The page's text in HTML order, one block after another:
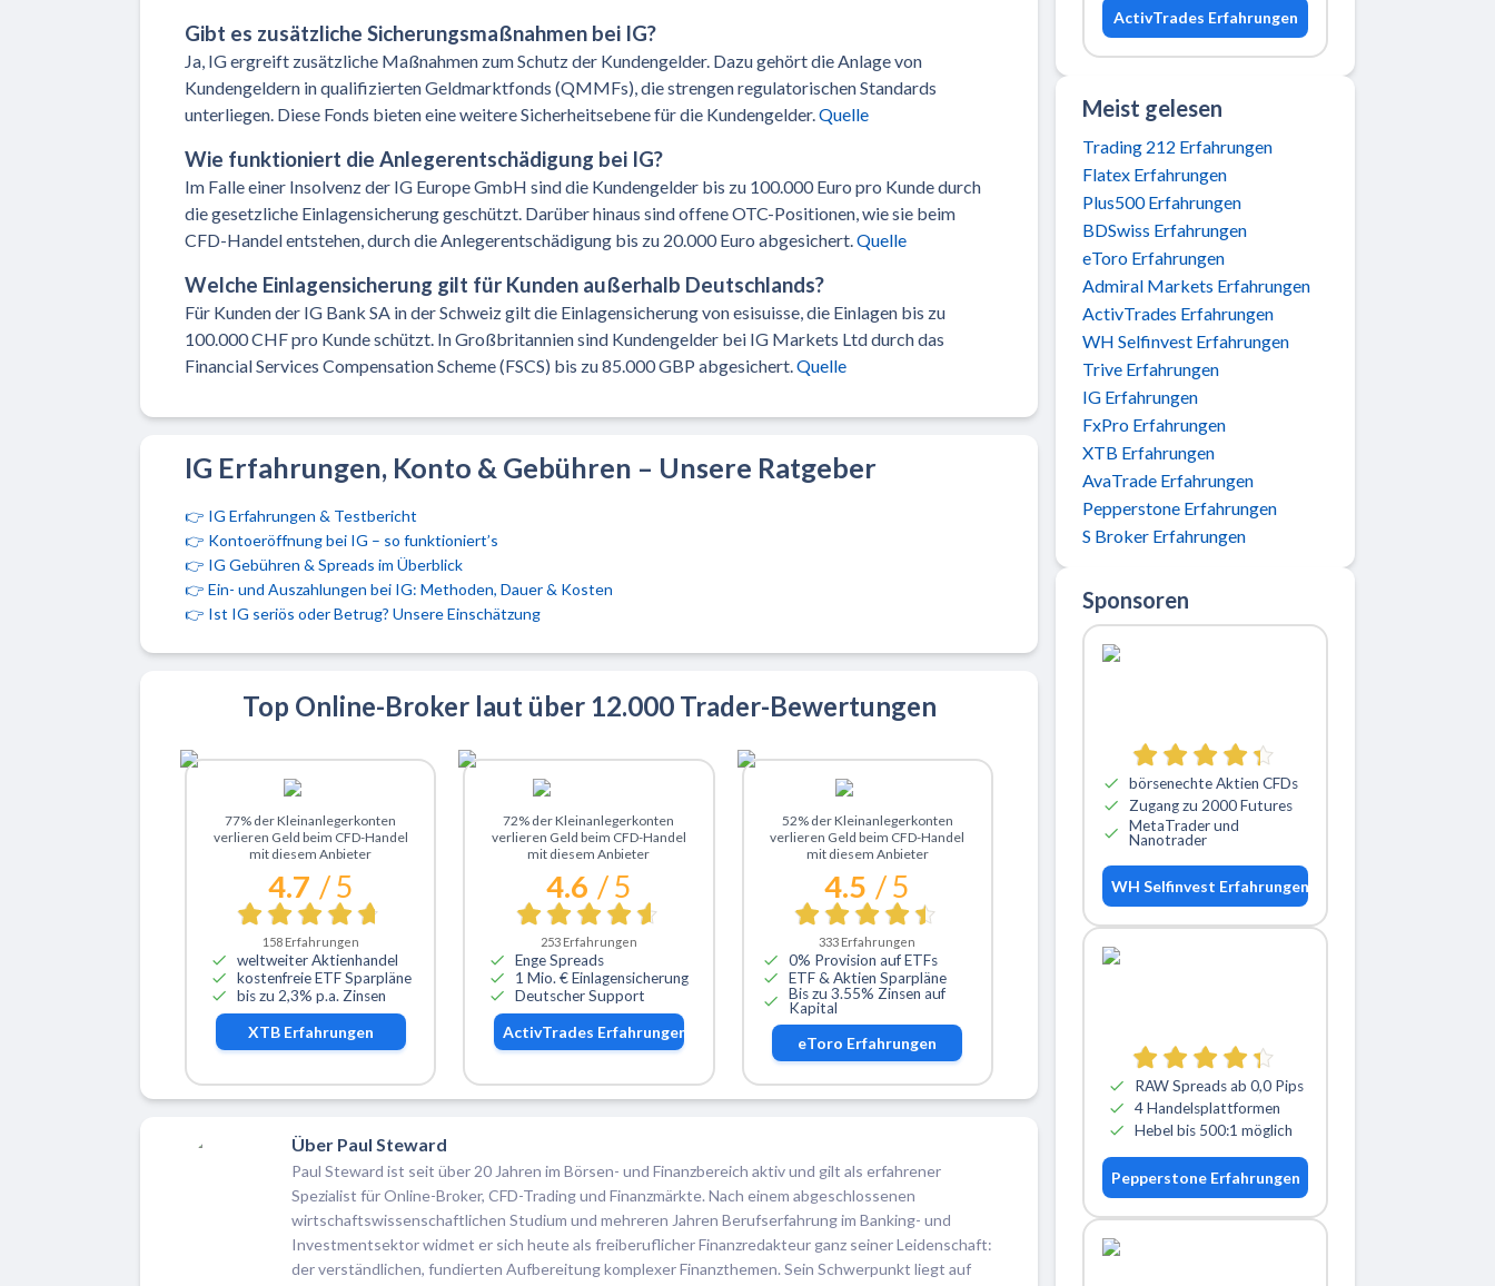
Gibt es zusätzliche Sicherungsmaßnahmen bei IG?
Ja, IG ergreift zusätzliche Maßnahmen zum Schutz der Kundengelder. Dazu gehört die Anlage von
Kundengeldern in qualifizierten Geldmarktfonds (QMMFs), die strengen regulatorischen Standards
unterliegen. Diese Fonds bieten eine weitere Sicherheitsebene für die Kundengelder.Quelle
Wie funktioniert die Anlegerentschädigung bei IG?
Im Falle einer Insolvenz der IG Europe GmbH sind die Kundengelder bis zu 100.000 Euro pro Kunde durch
die gesetzliche Einlagensicherung geschützt. Darüber hinaus sind offene OTC-Positionen, wie sie beim
CFD-Handel entstehen, durch die Anlegerentschädigung bis zu 20.000 Euro abgesichert.Quelle
Welche Einlagensicherung gilt für Kunden außerhalb Deutschlands?
Für Kunden der IG Bank SA in der Schweiz gilt die Einlagensicherung von esisuisse, die Einlagen bis zu
100.000 CHF pro Kunde schützt. In Großbritannien sind Kundengelder bei IG Markets Ltd durch das
Financial Services Compensation Scheme (FSCS) bis zu 85.000 GBP abgesichert.Quelle
IG Erfahrungen, Konto & Gebühren – Unsere Ratgeber
👉 IG Erfahrungen & Testbericht
👉 Kontoeröffnung bei IG – so funktioniert’s
👉 IG Gebühren & Spreads im Überblick
👉 Ein- und Auszahlungen bei IG: Methoden, Dauer & Kosten
👉 Ist IG seriös oder Betrug? Unsere Einschätzung
Top Online-Broker laut über 12.000 Trader-Bewertungen
Zu XTB
77% der Kleinanlegerkonten
verlieren Geld beim CFD-Handel
mit diesem Anbieter
4.7 / 5
158Erfahrungen
weltweiter Aktienhandel
kostenfreie ETF Sparpläne
bis zu 2,3% p.a. Zinsen
XTBErfahrungen
Zu ActivTrades
72% der Kleinanlegerkonten
verlieren Geld beim CFD-Handel
mit diesem Anbieter
4.6 / 5
253Erfahrungen
Enge Spreads
1 Mio. € Einlagensicherung
Deutscher Support
ActivTrades Erfahrungen
Zu eToro
52% der Kleinanlegerkonten
verlieren Geld beim CFD-Handel
mit diesem Anbieter
4.5 / 5
333 Erfahrungen
0% Provision auf ETFs
ETF & Aktien Sparpläne
Bis zu 3.55% Zinsen auf
Kapital
eToro Erfahrungen
Über Paul Steward
Paul Steward ist seit über 20 Jahren im Börsen- und Finanzbereich aktiv und gilt als erfahrener
Spezialist für Online-Broker, CFD-Trading und Finanzmärkte. Nach einem abgeschlossenen
wirtschaftswissenschaftlichen Studium und mehreren Jahren Berufserfahrung im Banking- und
Investmentsektor widmet er sich heute als freiberuflicher Finanzredakteur ganz seiner Leidenschaft:
der verständlichen, fundierten Aufbereitung komplexer Finanzthemen. Sein Schwerpunkt liegt auf
ActivTrades Erfahrungen
Meist gelesen
Trading 212 Erfahrungen
Flatex Erfahrungen
Plus500 Erfahrungen
BDSwiss Erfahrungen
eToro Erfahrungen
Admiral Markets Erfahrungen
ActivTrades Erfahrungen
WH Selfinvest Erfahrungen
Trive Erfahrungen
IG Erfahrungen
FxPro Erfahrungen
XTB Erfahrungen
AvaTrade Erfahrungen
Pepperstone Erfahrungen
S Broker Erfahrungen
Sponsoren
börsenechte Aktien CFDs
Zugang zu 2000 Futures
MetaTrader und
Nanotrader
WH Selfinvest Erfahrungen
RAW Spreads ab 0,0 Pips
4 Handelsplattformen
Hebel bis 500:1 möglich
Pepperstone Erfahrungen